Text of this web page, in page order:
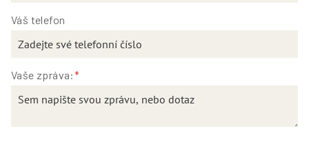
Váš telefon
Vaše zpráva:*